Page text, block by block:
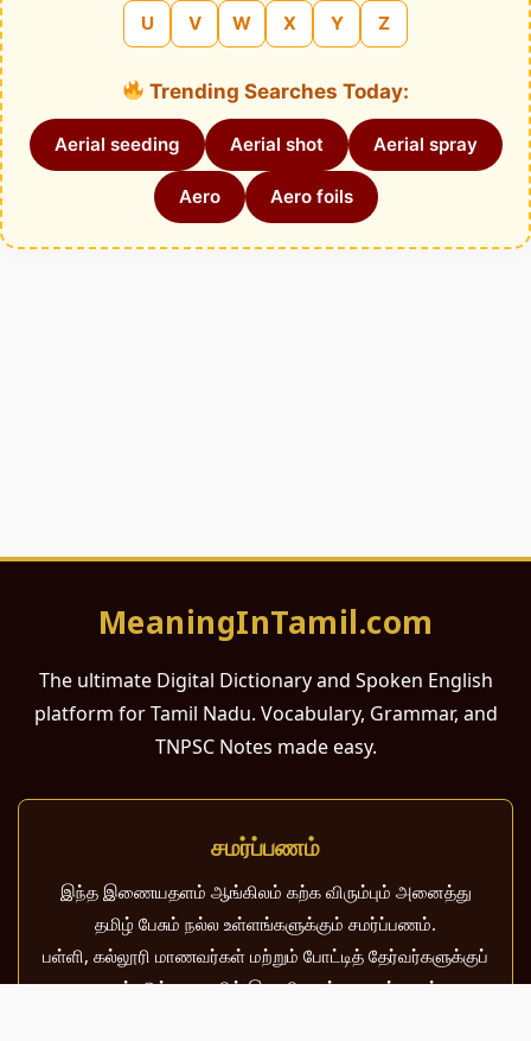
U V W X Y Z
Trending Searches Today:
Aerial seeding Aerial shot Aerial spray
Aero Aero foils
MeaningInTamil.com
The ultimate Digital Dictionary and Spoken English
platform for Tamil Nadu. Vocabulary, Grammar, and
TNPSC Notes made easy.
சமர்ப்பணம்
இந்த இணையதளம் ஆங்கிலம் கற்க விரும்பும் அனைத்து
தமிழ் பேசும் நல்ல உள்ளங்களுக்கும் சமர்ப்பணம்.
பள்ளி, கல்லூரி மாணவர்கள் மற்றும் போட்டித் தேர்வர்களுக்குப்
பயன்படும் வகையில் இது மிகவும் கவனத்துடன்